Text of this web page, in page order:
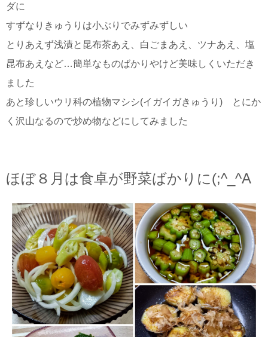
ダに
すずなりきゅうりは小ぶりでみずみずしい
とりあえず浅漬と昆布茶あえ、白ごまあえ、ツナあえ、塩
昆布あえなど…簡単なものばかりやけど美味しくいただき
ました
あと珍しいウリ科の植物マシシ(イガイガきゅうり) とにか
く沢山なるので炒め物などにしてみました
ほぼ８月は食卓が野菜ばかりに(;^_^A